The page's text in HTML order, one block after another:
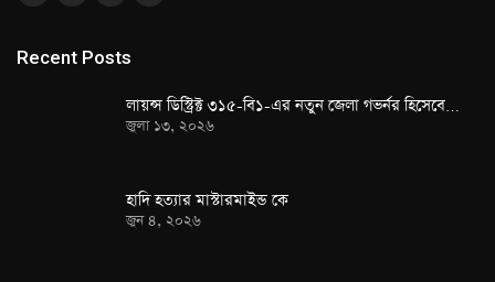
Recent Posts
লায়ন্স ডিস্ট্রিক্ট ৩১৫-বি১-এর নতুন জেলা গভর্নর হিসেবে…
জুলা ১৩, ২০২৬
হাদি হত্যার মাস্টারমাইন্ড কে
জুন ৪, ২০২৬